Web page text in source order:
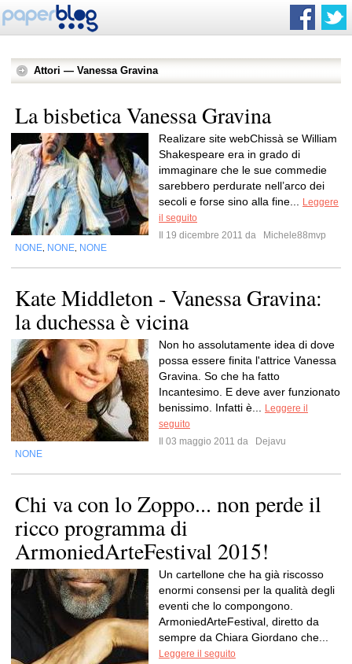
Attori — Vanessa Gravina
La bisbetica Vanessa Gravina
Realizare site webChissà se William
Shakespeare era in grado di
immaginare che le sue commedie
sarebbero perdurate nell’arco dei
secoli e forse sino alla fine...
Leggere
il seguito
Il 19 dicembre 2011 da
Michele88mvp
NONE NONE NONE
Kate Middleton - Vanessa Gravina:
la duchessa è vicina
Non ho assolutamente idea di dove
possa essere finita l'attrice Vanessa
Gravina. So che ha fatto
Incantesimo. E deve aver funzionato
benissimo. Infatti è...
Leggere il
seguito
Il 03 maggio 2011 da
Dejavu
NONE
Chi va con lo Zoppo... non perde il
ricco programma di
ArmoniedArteFestival 2015!
Un cartellone che ha già riscosso
enormi consensi per la qualità degli
eventi che lo compongono.
ArmoniedArteFestival, diretto da
sempre da Chiara Giordano che...
Leggere il seguito